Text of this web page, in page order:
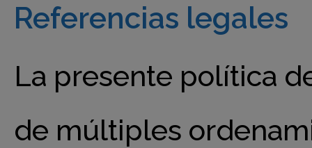
Referencias legales
La presente política
de múltiples